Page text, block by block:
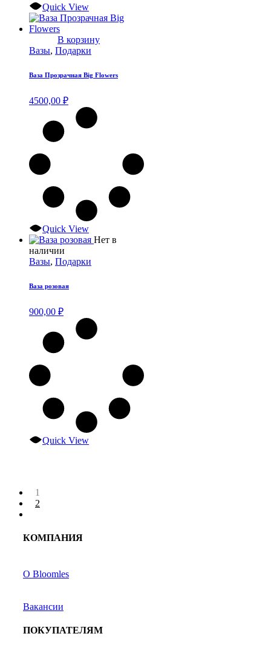
Quick View
В корзину
Вазы, Подарки
Ваза Прозрачная Big Flowers
4500,00 ₽
Quick View
Нет в
наличии
Вазы, Подарки
Ваза розовая
900,00 ₽
Quick View
1
2
КОМПАНИЯ
О Bloomles
Вакансии
ПОКУПАТЕЛЯМ